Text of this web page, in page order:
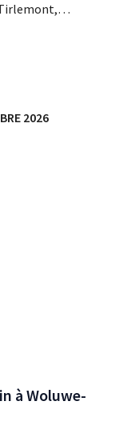
2026
à Woluwe-